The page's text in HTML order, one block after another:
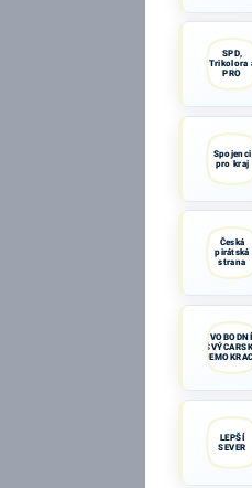
SPD,
Trikolora
PRO
Spojenci
pro kraj
Česká
pirátská
strana
SVOBODNÍ
LEPŠÍ
SEVER